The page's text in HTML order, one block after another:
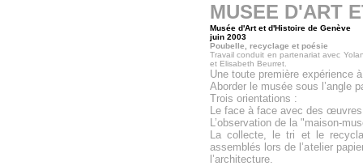
MUSEE D'ART
Musée d'Art et d'Histoire de Genève
juin 2003
Poubelle, recyclage et poésie
Travail conduit en partenariat avec
et Elisabeth Beurret.
Une toute première expérience
Aborder le musée sous l’angle
Trois orientations :
Le face à face avec des
L’observation de la "maison-
La collecte, le tri et le
assemblés lors de l’atelier
l’architecture.